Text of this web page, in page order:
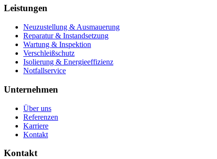
Leistungen
Neuzustellung & Ausmauerung
Reparatur & Instandsetzung
Wartung & Inspektion
Verschleißschutz
Isolierung & Energieeffizienz
Notfallservice
Unternehmen
Über uns
Referenzen
Karriere
Kontakt
Kontakt